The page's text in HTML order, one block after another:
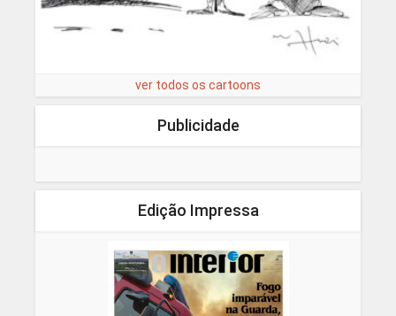
ver todos os cartoons
Publicidade
Edição Impressa